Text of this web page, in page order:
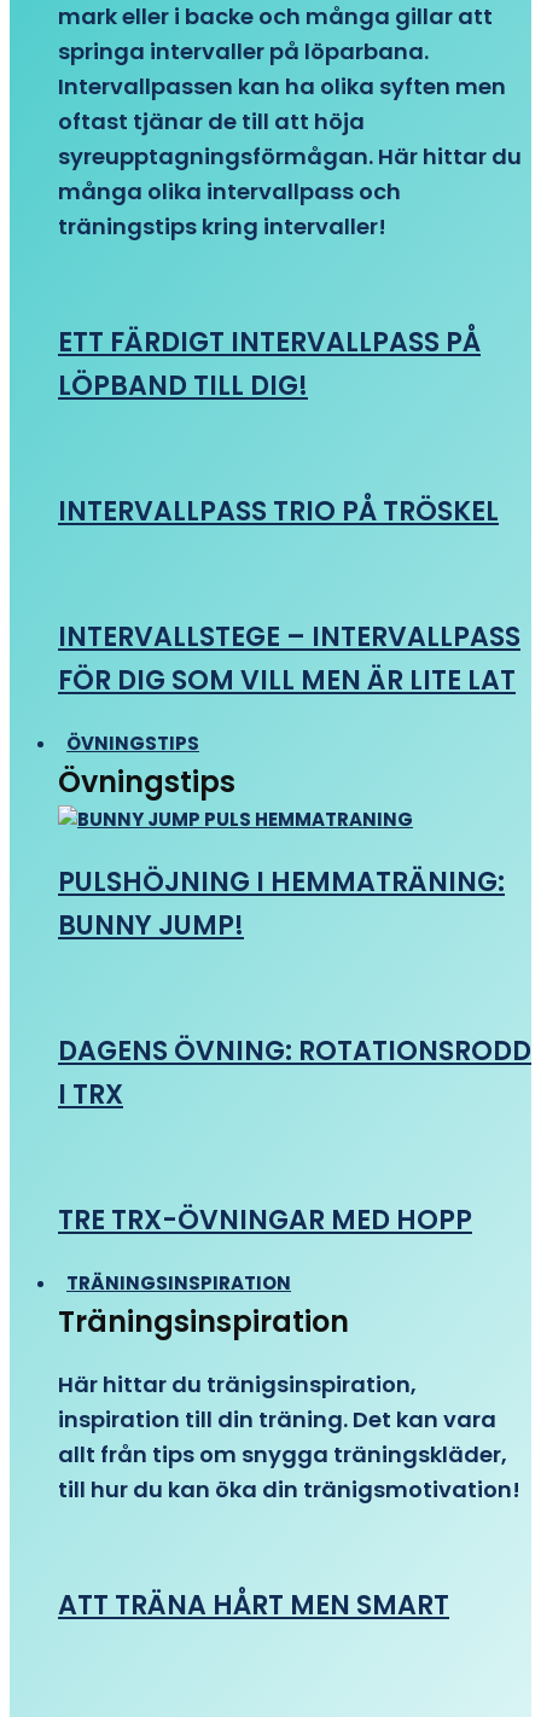
mark eller i backe och många gillar att
springa intervaller på löparbana.
Intervallpassen kan ha olika syften men
oftast tjänar de till att höja
syreupptagningsförmågan. Här hittar du
många olika intervallpass och
träningstips kring intervaller!
ETT FÄRDIGT INTERVALLPASS PÅ
LÖPBAND TILL DIG!
INTERVALLPASS TRIO PÅ TRÖSKEL
INTERVALLSTEGE – INTERVALLPASS
FÖR DIG SOM VILL MEN ÄR LITE LAT
ÖVNINGSTIPS
Övningstips
PULSHÖJNING I HEMMATRÄNING:
BUNNY JUMP!
DAGENS ÖVNING: ROTATIONSRODD
I TRX
TRE TRX-ÖVNINGAR MED HOPP
TRÄNINGSINSPIRATION
Träningsinspiration
Här hittar du tränigsinspiration,
inspiration till din träning. Det kan vara
allt från tips om snygga träningskläder,
till hur du kan öka din tränigsmotivation!
ATT TRÄNA HÅRT MEN SMART